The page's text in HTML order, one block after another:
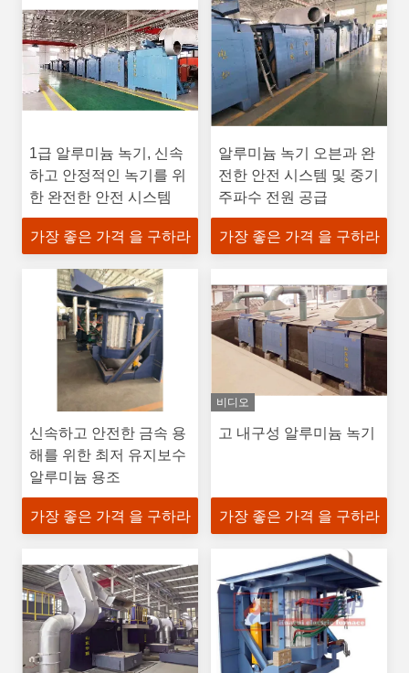
1급 알루미늄 녹기, 신속
하고 안정적인 녹기를 위
한 완전한 안전 시스템
가장 좋은 가격 을 구하라
알루미늄 녹기 오븐과 완
전한 안전 시스템 및 중기
주파수 전원 공급
가장 좋은 가격 을 구하라
신속하고 안전한 금속 용
해를 위한 최저 유지보수
알루미늄 용조
가장 좋은 가격 을 구하라
비디오
고 내구성 알루미늄 녹기
가장 좋은 가격 을 구하라